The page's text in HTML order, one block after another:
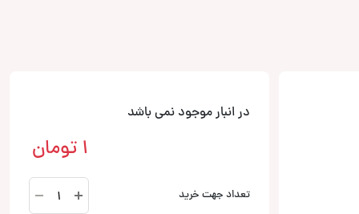
در انبار موجود نمی باشد
1 تومان
تعداد جهت خرید
XLF180